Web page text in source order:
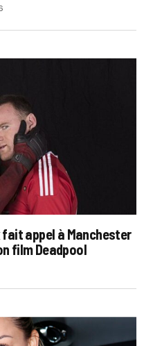
fait appel à Manchester
film Deadpool